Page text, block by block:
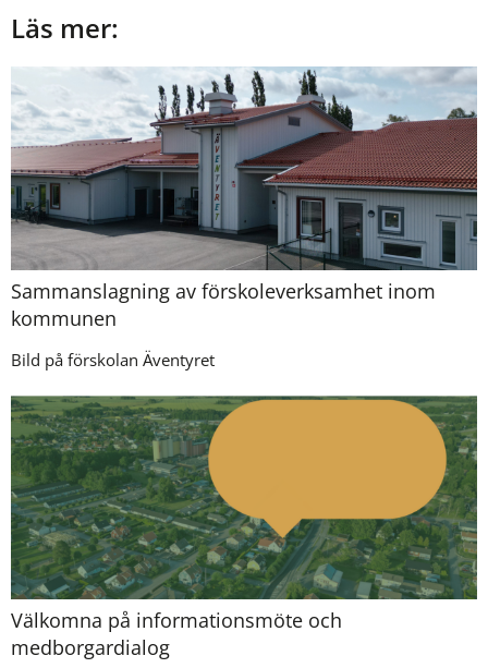
Läs mer:
Sammanslagning av förskoleverksamhet inom
kommunen
Bild på förskolan Äventyret
Välkomna på informationsmöte och
medborgardialog